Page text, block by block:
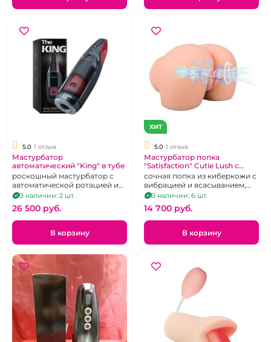
5.0 1 отзыв
Мастурбатор
автоматический "King" в тубе
роскошный мастурбатор с
автоматической ротацией и
поступательной стимуляцией
В наличии: 2 шт.
26 500 pуб.
В корзину
ХИТ
5.0 1 отзыв
Мастурбатор попка
"Satisfaction" Сutie Lush с
вибрацией и всасыванием
сочная попка из киберкожи с
вибрацией и всасыванием,
голосовое сопровождение,
перезаряжаемая
В наличии: 6 шт.
14 700 pуб.
В корзину